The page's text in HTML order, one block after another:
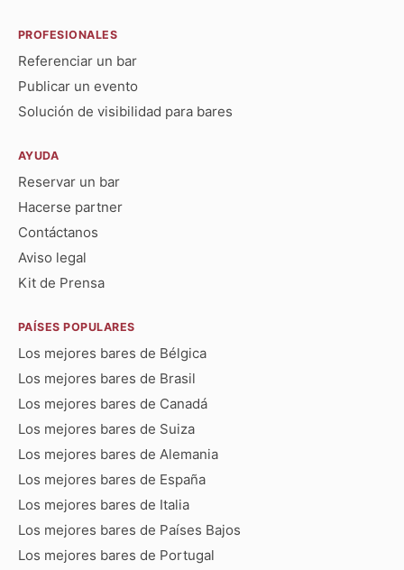
PROFESIONALES
Referenciar un bar
Publicar un evento
Solución de visibilidad para bares
AYUDA
Reservar un bar
Hacerse partner
Contáctanos
Aviso legal
Kit de Prensa
PAÍSES POPULARES
Los mejores bares de Bélgica
Los mejores bares de Brasil
Los mejores bares de Canadá
Los mejores bares de Suiza
Los mejores bares de Alemania
Los mejores bares de España
Los mejores bares de Italia
Los mejores bares de Países Bajos
Los mejores bares de Portugal